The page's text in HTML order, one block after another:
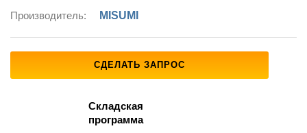
Производитель: MISUMI
СДЕЛАТЬ ЗАПРОС
Складская
программа